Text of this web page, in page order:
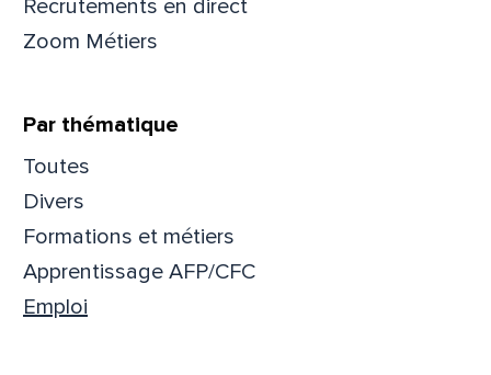
Recrutements en direct
Zoom Métiers
Par thématique
Toutes
Divers
Formations et métiers
Apprentissage AFP/CFC
Emploi